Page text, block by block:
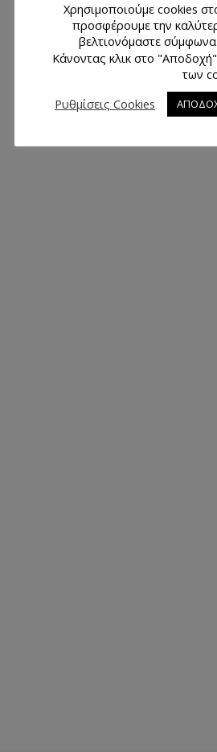
Χρησιμοποιούμε cookies
προσφέρουμε την
βελτιονόμαστε σύμφωνα
Κάνοντας κλικ στο
των
Ρυθμίσεις Cookies